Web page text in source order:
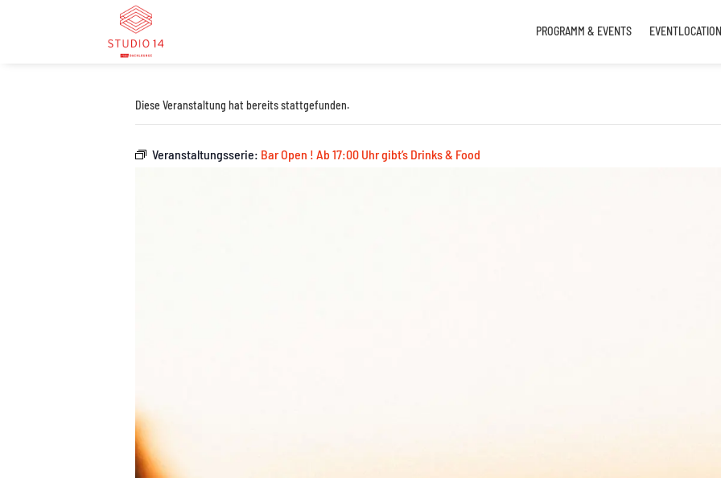
PROGRAMM & EVENTS EVENTLOCATION
Diese Veranstaltung hat bereits stattgefunden.
Veranstaltungsserie: Bar Open ! Ab 17:00 Uhr gibt’s Drinks & Food